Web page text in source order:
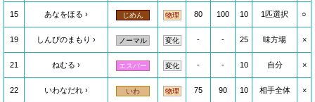
15 あなをほる じめん 物理 80 100 10 1匹選択 ○
19 しんぴのまもり ノーマル 変化 - - 25 味方場 ×
21 ねむる エスパー 変化 - - 10 自分 ×
22 いわなだれ いわ 物理 75 90 10 相手全体 ×